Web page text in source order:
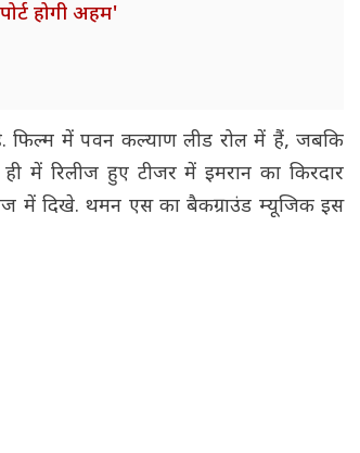
होगी अहम'
फिल्म में पवन कल्याण लीड रोल में हैं, जबकि
में रिलीज हुए टीजर में इमरान का किरदार
में दिखे. थमन एस का बैकग्राउंड म्यूजिक इस